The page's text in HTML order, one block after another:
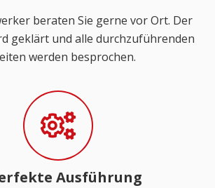
beraten Sie gerne vor Ort. Der
geklärt und alle durchzuführenden
werden besprochen.
Ausführung